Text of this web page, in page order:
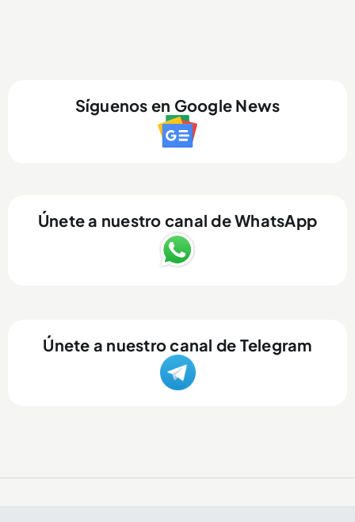
Síguenos en Google News
Únete a nuestro canal de WhatsApp
Únete a nuestro canal de Telegram